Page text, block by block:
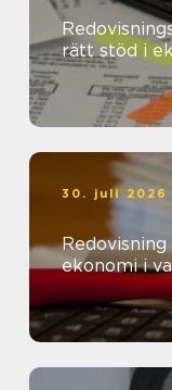
Redovisningsbyrå
rätt stöd i
30. juli 2026
ekonomi i